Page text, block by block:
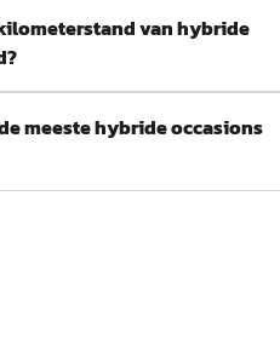
van hybride
meeste hybride occasions